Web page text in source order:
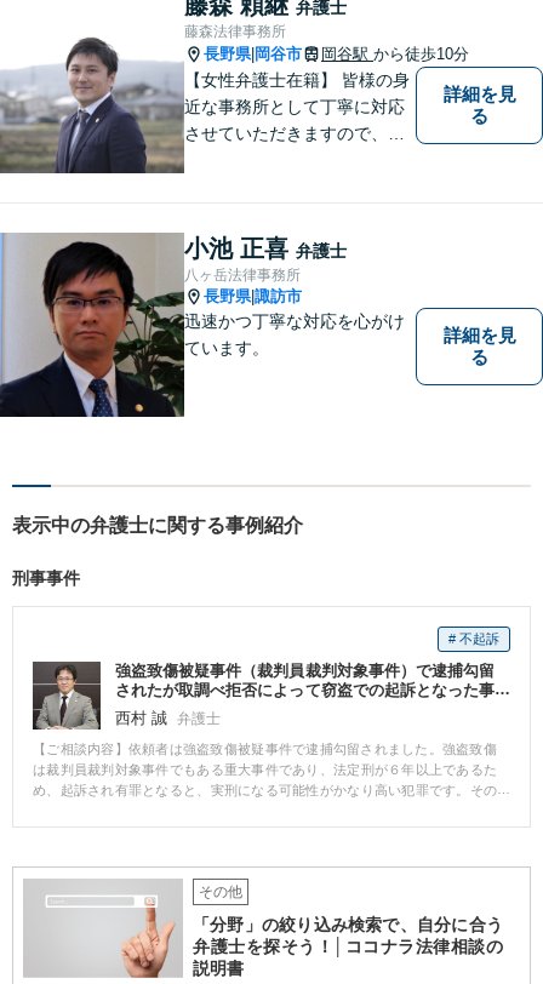
弁護士
藤森法律事務所
長野県| 岡谷市 岡谷駅 から徒歩10分
【女性弁護士在籍】 皆様の身
近な事務所として丁寧に対応
させていただきますので、お
詳細を見
る
小池 正喜 弁護士
八ヶ岳法律事務所
長野県|諏訪市
迅速かつ丁寧な対応を心がけ
ています。
詳細を見
る
表示中の弁護士に関する事例紹介
刑事事件
# 不起訴
強盗致傷被疑事件（裁判員裁判対象事件）で逮捕勾留
されたが取調べ拒否によって窃盗での起訴となった事
件（『季刊刑事弁護１２３号』に事例掲載）
西村 誠 弁護士
【ご相談内容】依頼者は強盗致傷被疑事件で逮捕勾留されました。強盗致傷
は裁判員裁判対象事件でもある重大事件であり、法定刑が６年以上であるた
め、起訴され有罪となると、実刑になる可能性がかなり高い犯罪です。その
実と異なる供述は、絶対に避ける必要がありました。そこで、依頼者に対し
拒否の通告書を送付したところ、警察と検察は取調べを断念。自白に頼った
捜査がうまくいかず、結果として強盗致傷での起訴もできず、窃盗での起訴
となりました。窃盗は法定刑が１０年以下の懲役、または、５０万円以下の
罰金であり、執行猶予が付く可能性もあり、裁判員裁判の対象にもなりませ
ん。 起訴後、保釈請求したところ、保釈が許可されました。「黙秘をしてい
ると保釈が許可されない」という誤った説明がされることがありますが、完
その他
「分野」の絞り込み検索で、自分に合う
弁護士を探そう！│ココナラ法律相談の
説明書